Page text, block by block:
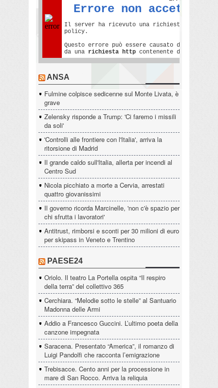
ANSA
Fulmine colpisce sedicenne sul Monte Livata, è
grave
Zelensky risponde a Trump: 'Ci faremo i missili
da soli'
'Controlli alle frontiere con l'Italia', arriva la
ritorsione di Madrid
Il grande caldo sull'Italia, allerta per incendi al
Centro Sud
Nicola picchiato a morte a Cervia, arrestati
quattro giovanissimi
Il governo ricorda Marcinelle, 'non c'è spazio per
chi sfrutta i lavoratori'
Antitrust, rimborsi e sconti per 30 milioni di euro
per skipass in Veneto e Trentino
PAESE24
Oriolo. Il teatro La Portella ospita “Il respiro
della terra” del collettivo 365
Cerchiara. “Melodie sotto le stelle” al Santuario
Madonna delle Armi
Addio a Francesco Guccini. L’ultimo poeta della
canzone impegnata
Saracena. Presentato “America”, il romanzo di
Luigi Pandolfi che racconta l’emigrazione
Trebisacce. Cento anni per la processione in
mare di San Rocco. Arriva la reliquia